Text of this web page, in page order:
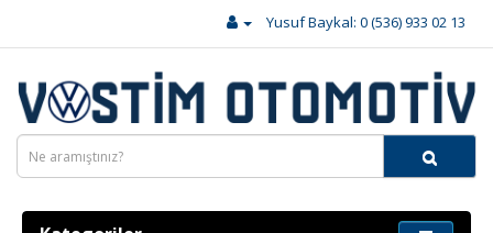
Yusuf Baykal: 0 (536) 933 02 13